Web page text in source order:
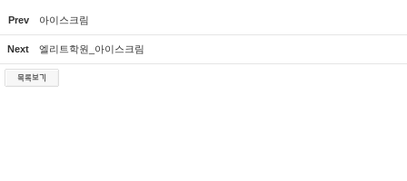
Prev 아이스크림
Next 엘리트학원_아이스크림